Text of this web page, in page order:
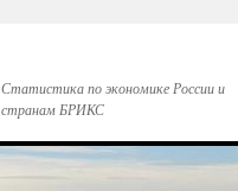
Статистика по экономике России и
странам БРИКС